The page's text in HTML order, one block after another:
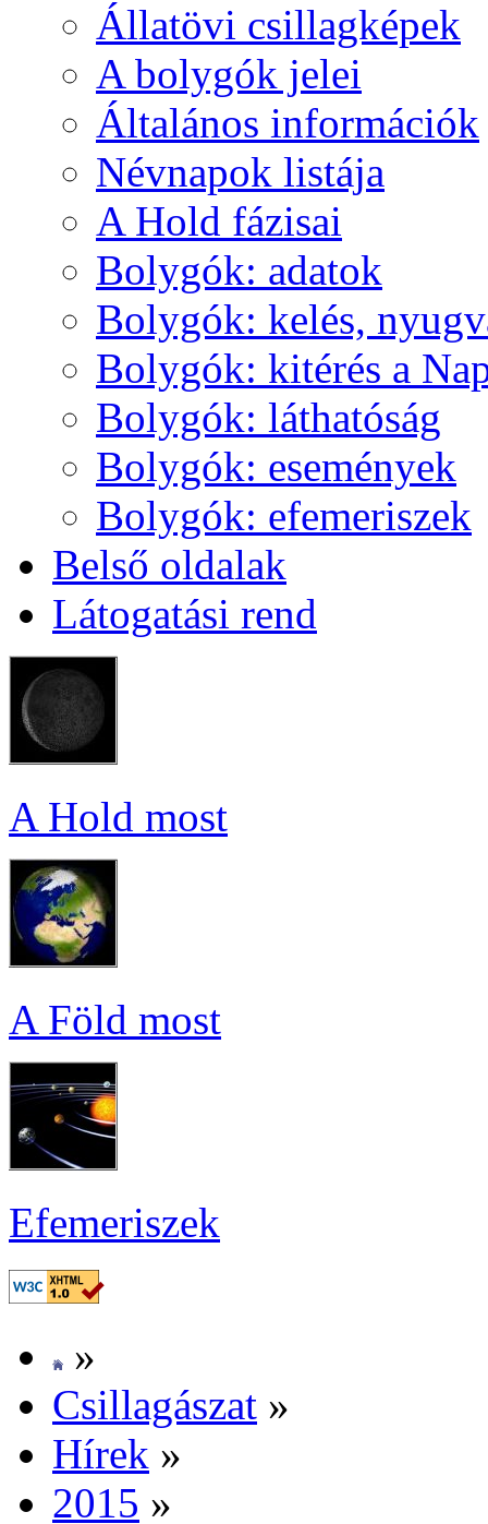
Ál­lat­övi csil­lag­ké­pek
A boly­gók je­lei
Ál­ta­lá­nos in­for­má­ci­ók
Név­na­pok lis­tá­ja
A Hold fá­zi­sai
Boly­gók: ada­tok
Boly­gók: ke­lés,
Boly­gók: ki­té­rés a
Boly­gók: lát­ha­tó­ság
Boly­gók: ese­mé­nyek
Boly­gók: efe­me­ri­szek
Bel­ső ol­da­lak
Lá­to­ga­tá­si rend
A Hold most
A Föld most
Efe­me­ri­szek
»
Csil­la­gá­szat »
Hí­rek »
2015 »